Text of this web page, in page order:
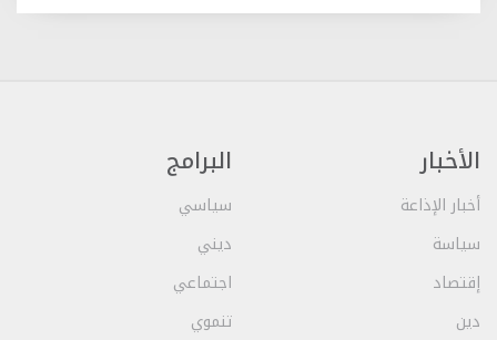
الأخبار
أخبار الإذاعة
سياسة
إقتصاد
دين
البرامج
سياسي
ديني
اجتماعي
تنموي